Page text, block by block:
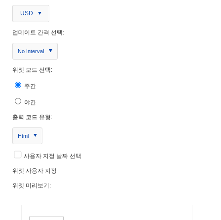
USD
업데이트 간격 선택:
No Interval
위젯 모드 선택:
주간
야간
출력 코드 유형:
Html
사용자 지정 날짜 선택
위젯 사용자 지정
위젯 미리보기: